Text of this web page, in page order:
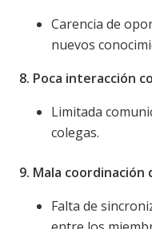
Carencia de
nuevos
8. Poca interacción
Limitada
colegas.
9. Mala
Falta de